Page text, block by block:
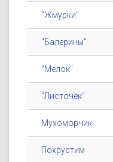
"Жмурки"
"Балерины"
"Мелок"
"Листочек"
Мухоморчик
Похрустим